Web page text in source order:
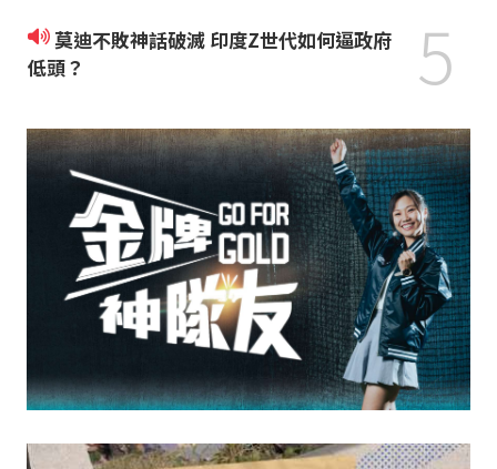
莫迪不敗神話破滅 印度Z世代如何逼政府
低頭？
5